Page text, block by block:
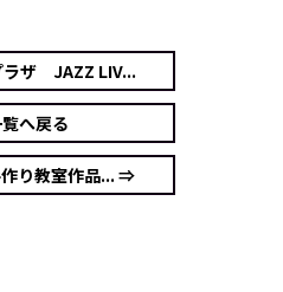
ザ JAZZ LIV...
へ戻る
り教室作品... ⇒